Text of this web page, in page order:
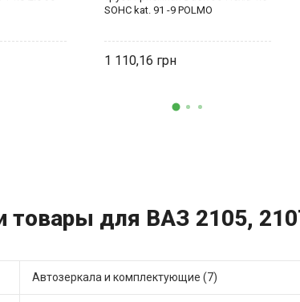
SOHC kat. 91 -9 POLMO
1 110,16
товары для ВАЗ 2105,
Автозеркала и комплектующие (7)